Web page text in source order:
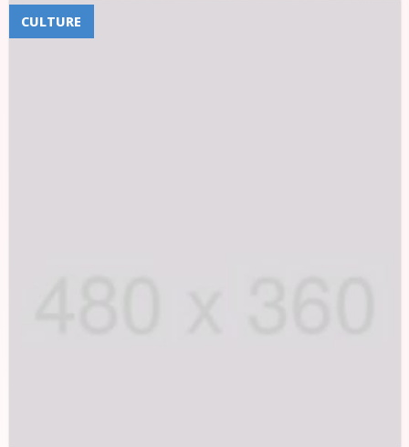
ตอบตกลงหรือบทสนทนาต่างๆที่สามารถเกิด
ขึ้นในชีวิตประจำวันไปดูกันเลยว่าคำพวกนี้
CULTURE